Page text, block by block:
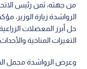
من جهته، ثمن رئيس
الرواشدة زيارة الوزير،
حل أبرز المعضلات
التغيرات المناخية
وعرض الرواشدة مجمل